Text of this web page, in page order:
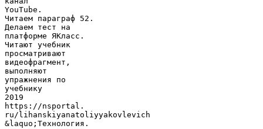
YouTube.
Читаем параграф 52.
Делаем тест на
платформе ЯКласс.
Читают учебник
просматривают
видеофрагмент,
выполняют
упражнения по
учебнику
2019
https://nsportal.
ru/lihanskiyanatoliyyakovlevich
&laquo;Технология.